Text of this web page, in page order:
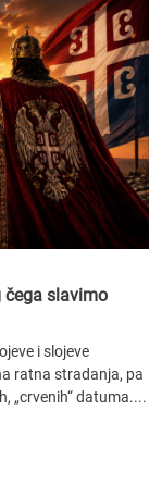
čega slavimo
i slojeve
ratna stradanja, pa
„crvenih“ datuma....